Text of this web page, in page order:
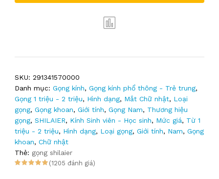
SKU: 291341570000
Danh mục: Gọng kính, Gọng kính phổ thông - Trẻ trung,
Gọng 1 triệu - 2 triệu, Hình dạng, Mắt Chữ nhật, Loại
gọng, Gọng khoan, Giới tính, Gọng Nam, Thương hiệu
gọng, SHILAIER, Kính Sinh viên - Học sinh, Mức giá, Từ 1
triệu - 2 triệu, Hình dạng, Loại gọng, Giới tính, Nam, Gọng
khoan, Chữ nhật
Thẻ: gọng shilaier
(1205 đánh giá)